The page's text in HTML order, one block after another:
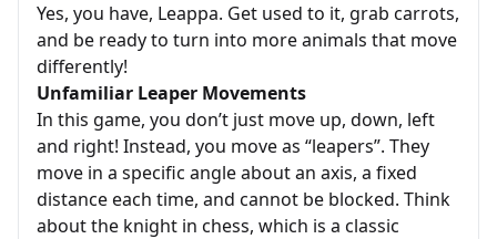
Yes, you have, Leappa. Get used to it, grab carrots,
and be ready to turn into more animals that move
differently!
Unfamiliar Leaper Movements
In this game, you don’t just move up, down, left
and right! Instead, you move as “leapers”. They
move in a specific angle about an axis, a fixed
distance each time, and cannot be blocked. Think
about the knight in chess, which is a classic